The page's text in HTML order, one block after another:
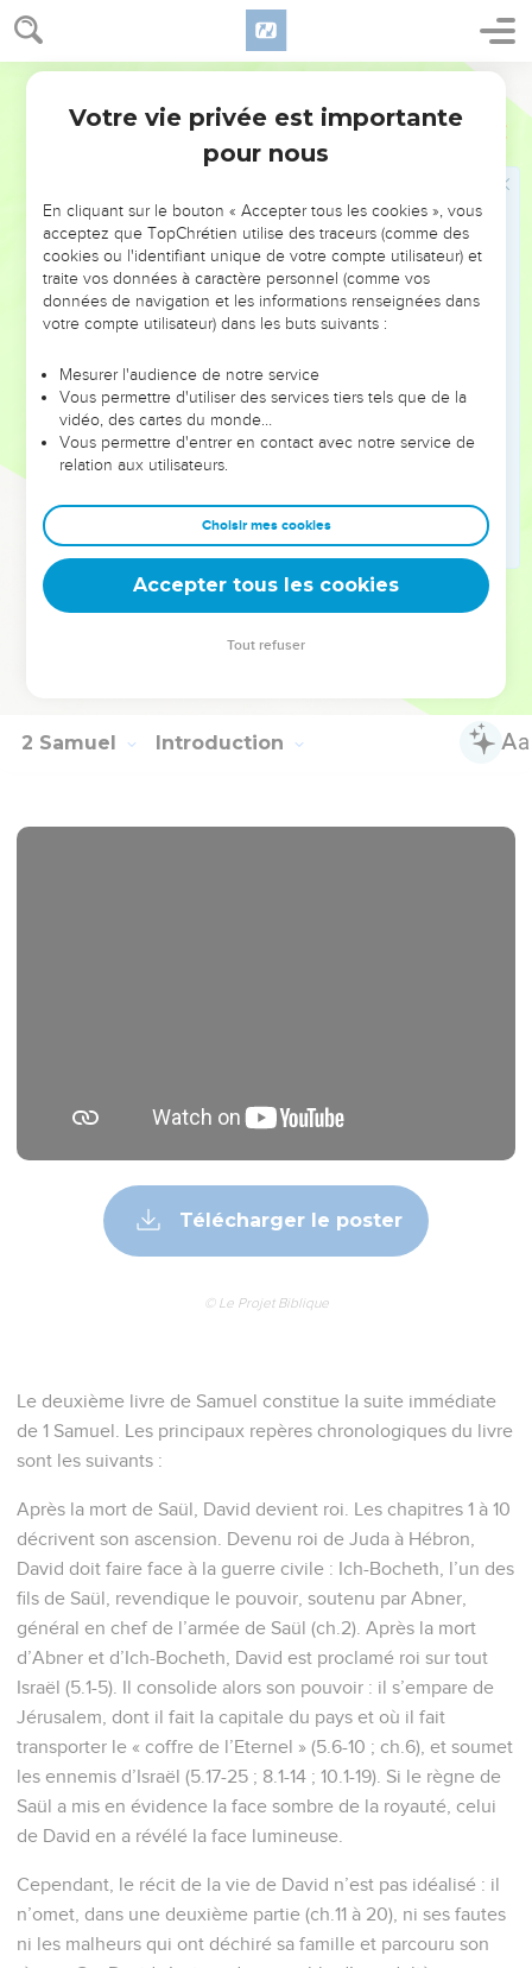
1 Samuel 31
et tous ses gens.
Et ceux d'Israël qui étaient au deçà de la vallée, et au deçà
du Jourdain, ayant vu que les Israëlites s'en étaient fuis, et
que Saül et ses fils étaient morts, abandonnèrent les villes, et
s'enfuirent, de sorte que les Philistins y entrèrent, et y
Or il arriva que dès le lendemain les Philistins vinrent pour
dépouiller les morts, et ils trouvèrent Saül et ses trois fils
étendus sur la montagne de Guilboah.
Et ils coupèrent la tête de Saül, et le dépouillèrent de ses
armes, qu'ils envoyèrent au pays des Philistins, dans tous les
de leurs faux dieux, et parmi le peuple.
Et ils mirent ses armes au temple de Hastaroth, et
attachèrent son corps à la muraille de Bethsan.
11
Philistins avaient fait à Saül.
Et tous les vaillants hommes [d'entr'eux], se levèrent et
marchèrent toute la nuit, et enlevèrent le corps de Saül, et
les corps de ses fils, de la muraille de Bethsan, et revinrent à
2 Samuel Introduction
Télécharger le poster
© Le Projet Biblique
Le deuxième livre de Samuel constitue la suite immédiate
de 1 Samuel. Les principaux repères chronologiques du livre
sont les suivants :
Après la mort de Saül, David devient roi. Les chapitres 1 à 10
décrivent son ascension. Devenu roi de Juda à Hébron,
David doit faire face à la guerre civile : Ich-Bocheth, l’un des
fils de Saül, revendique le pouvoir, soutenu par Abner,
général en chef de l’armée de Saül (ch.2). Après la mort
d’Abner et d’Ich-Bocheth, David est proclamé roi sur tout
Israël (5.1-5). Il consolide alors son pouvoir : il s’empare de
Jérusalem, dont il fait la capitale du pays et où il fait
transporter le « coffre de l’Eternel » (5.6-10 ; ch.6), et soumet
les ennemis d’Israël (5.17-25 ; 8.1-14 ; 10.1-19). Si le règne de
Saül a mis en évidence la face sombre de la royauté, celui
de David en a révélé la face lumineuse.
Cependant, le récit de la vie de David n’est pas idéalisé : il
n’omet, dans une deuxième partie (ch.11 à 20), ni ses fautes
ni les malheurs qui ont déchiré sa famille et parcouru son
Votre vie privée est importante
pour nous
En cliquant sur le bouton « Accepter tous les cookies », vous
acceptez que TopChrétien utilise des traceurs (comme des
cookies ou l'identifiant unique de votre compte utilisateur) et
traite vos données à caractère personnel (comme vos
données de navigation et les informations renseignées dans
votre compte utilisateur) dans les buts suivants :
Mesurer l'audience de notre service
Vous permettre d'utiliser des services tiers tels que de la
vidéo, des cartes du monde…
Vous permettre d'entrer en contact avec notre service de
relation aux utilisateurs.
Choisir mes cookies
Accepter tous les cookies
Tout refuser